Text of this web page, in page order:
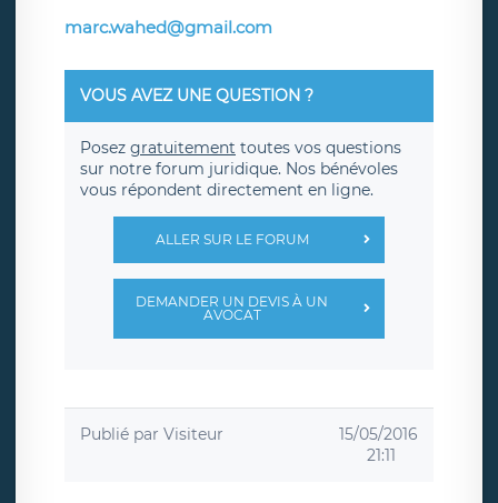
marc.wahed@gmail.com
VOUS AVEZ UNE QUESTION ?
Posez gratuitement toutes vos questions
sur notre forum juridique. Nos bénévoles
vous répondent directement en ligne.
ALLER SUR LE FORUM
DEMANDER UN DEVIS À UN
AVOCAT
Publié par Visiteur
15/05/2016
21:11